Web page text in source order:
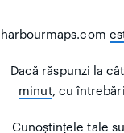
harbourmaps.com
Dacă răspunzi la
minut, cu
Cunoștințele tale